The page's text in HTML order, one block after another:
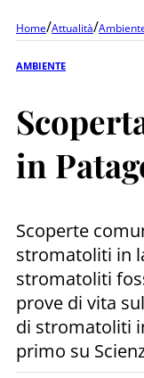
Home/Attualità/
AMBIENTE
in
Scoperte
stromatoliti in
stromatoliti
prove di vita
di stromatoliti
primo su